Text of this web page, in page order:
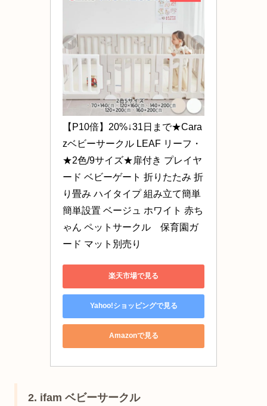
【P10倍】20%↓31日まで★Cara
zベビーサークル LEAF リーフ・
★2色/9サイズ★扉付き プレイヤ
ード ベビーゲート 折りたたみ 折
り畳み ハイタイプ 組み立て簡単
簡単設置 ベージュ ホワイト 赤ち
ゃん ペットサークル　保育園ガ
ード マット別売り
楽天市場で見る
Yahoo!ショッピングで見る
Amazonで見る
2. ifam ベビーサークル